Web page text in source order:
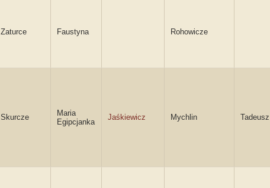
Zaturce Faustyna Rohowicze
Skurcze
Maria
Egipcjanka
Jaśkiewicz Mychlin Tadeusz